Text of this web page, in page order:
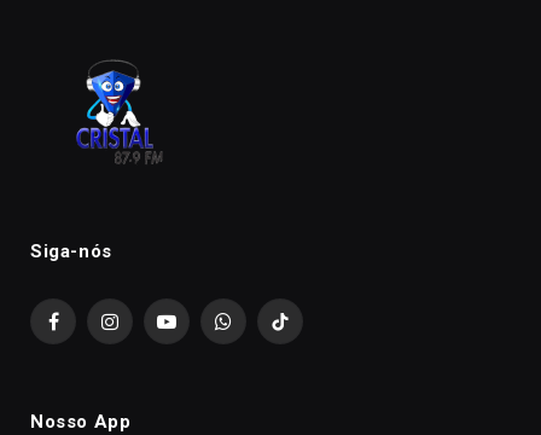
Siga-nós
FacebookInstagramYouTubeWhatsAppTikTok
Nosso App